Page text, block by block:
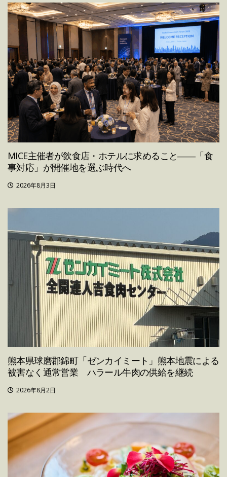
MICE主催者が飲食店・ホテルに求めること――「食
事対応」が開催地を選ぶ時代へ
2026年8月3日
熊本県球磨郡錦町「ゼンカイミート」熊本地震による
被害なく通常営業 ハラール牛肉の供給を継続
2026年8月2日